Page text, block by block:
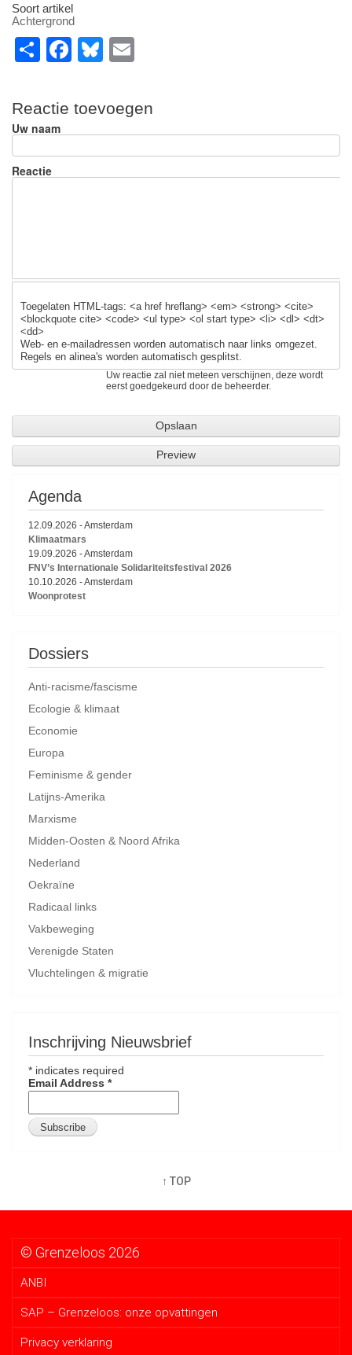
Soort artikel
Achtergrond
S
ar
e
F
c
e
b
o
Bl
e
sk
y
ail
Reactie toevoegen
Uw naam
Reactie
Toegelaten HTML-tags: <a href hreflang> <em> <strong> <cite>
<blockquote cite> <code> <ul type> <ol start type> <li> <dl> <dt>
<dd>
Web- en e-mailadressen worden automatisch naar links omgezet.
Regels en alinea's worden automatisch gesplitst.
Uw reactie zal niet meteen verschijnen, deze wordt
eerst goedgekeurd door de beheerder.
Agenda
12.09.2026 -Amsterdam
Klimaatmars
19.09.2026 -Amsterdam
FNV’s Internationale Solidariteitsfestival 2026
10.10.2026 -Amsterdam
Woonprotest
Dossiers
Anti-racisme/fascisme
Ecologie & klimaat
Economie
Europa
Feminisme & gender
Latijns-Amerika
Marxisme
Midden-Oosten & Noord Afrika
Nederland
Oekraïne
Radicaal links
Vakbeweging
Verenigde Staten
Vluchtelingen & migratie
Inschrijving Nieuwsbrief
* indicates required
Email Address *
↑ TOP
© Grenzeloos 2026
ANBI
SAP – Grenzeloos: onze opvattingen
Privacy verklaring